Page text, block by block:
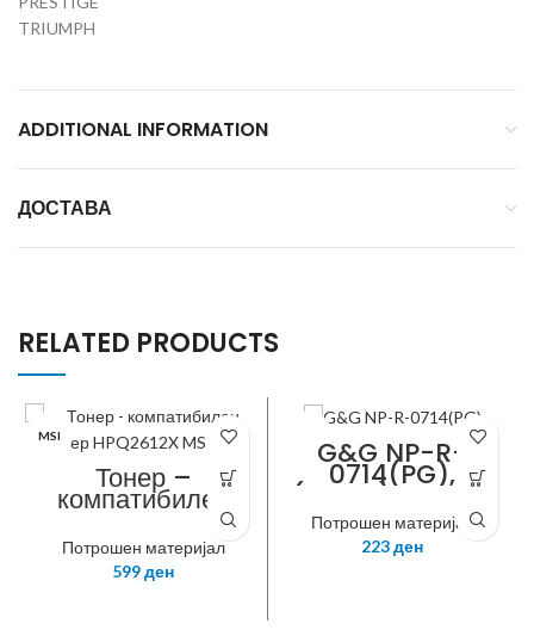
TRIUMPH
ADDITIONAL INFORMATION
ДОСТАВА
RELATED PRODUCTS
MSI
Тонер –
компатибилен
тонер HPQ2612X
MS IND.
Потрошен материјал
599ден
G&G NP-R-
0714(PG),
(T0714), Yellow,
(13ml), Ink
Cartridge for
Epson
Потрошен материјал
223ден